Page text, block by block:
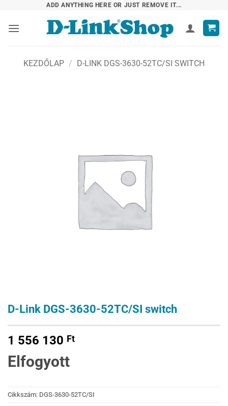
content
ADD ANYTHING HERE OR JUST REMOVE IT...
KEZDŐLAP / D-LINK DGS-3630-52TC/SI SWITCH
D-Link DGS-3630-52TC/SI switch
1 556 130 Ft
Elfogyott
Cikkszám: DGS-3630-52TC/SI